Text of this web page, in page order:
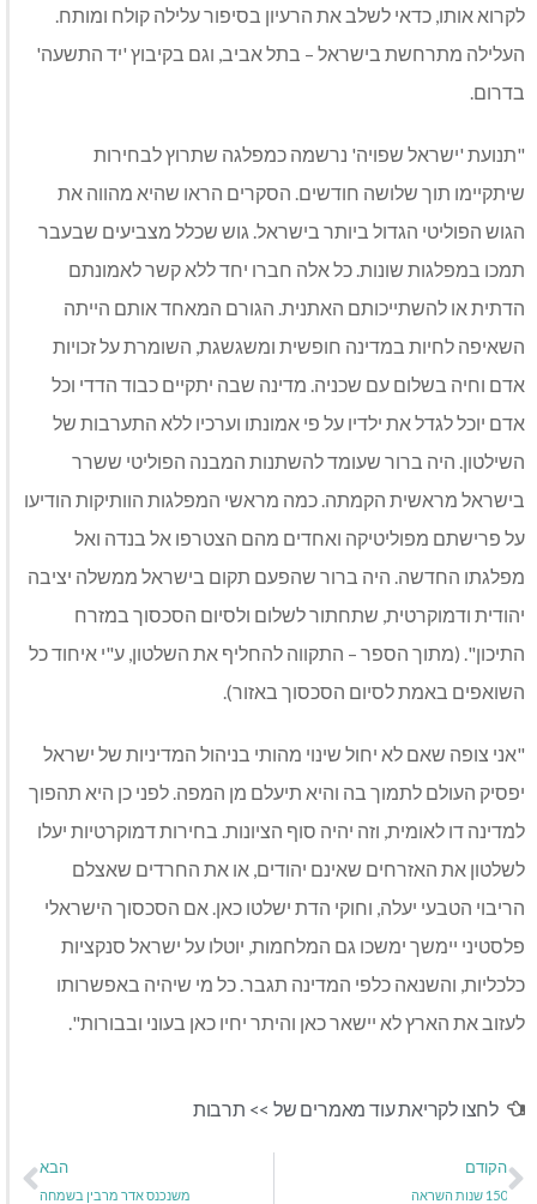
לקרוא אותו, כדאי לשלב את הרעיון בסיפור עלילה קולח ומותח.
העלילה מתרחשת בישראל – בתל אביב, וגם בקיבוץ 'יד התשעה'
בדרום.
"תנועת 'ישראל שפויה' נרשמה כמפלגה שתרוץ לבחירות
שיתקיימו תוך שלושה חודשים. הסקרים הראו שהיא מהווה את
הגוש הפוליטי הגדול ביותר בישראל. גוש שכלל מצביעים שבעבר
תמכו במפלגות שונות. כל אלה חברו יחד ללא קשר לאמונתם
הדתית או להשתייכותם האתנית. הגורם המאחד אותם הייתה
השאיפה לחיות במדינה חופשית ומשגשגת, השומרת על זכויות
אדם וחיה בשלום עם שכניה. מדינה שבה יתקיים כבוד הדדי וכל
אדם יוכל לגדל את ילדיו על פי אמונתו וערכיו ללא התערבות של
השילטון. היה ברור שעומד להשתנות המבנה הפוליטי ששרר
בישראל מראשית הקמתה. כמה מראשי המפלגות הוותיקות הודיעו
על פרישתם מפוליטיקה ואחדים מהם הצטרפו אל בנדה ואל
מפלגתו החדשה. היה ברור שהפעם תקום בישראל ממשלה יציבה
יהודית ודמוקרטית, שתחתור לשלום ולסיום הסכסוך במזרח
התיכון". (מתוך הספר – התקווה להחליף את השלטון, ע"י איחוד כל
השואפים באמת לסיום הסכסוך באזור).
"אני צופה שאם לא יחול שינוי מהותי בניהול המדיניות של ישראל
יפסיק העולם לתמוך בה והיא תיעלם מן המפה. לפני כן היא תהפוך
למדינה דו לאומית, וזה יהיה סוף הציונות. בחירות דמוקרטיות יעלו
לשלטון את האזרחים שאינם יהודים, או את החרדים שאצלם
הריבוי הטבעי יעלה, וחוקי הדת ישלטו כאן. אם הסכסוך הישראלי
פלסטיני יימשך ימשכו גם המלחמות, יוטלו על ישראל סנקציות
כלכליות, והשנאה כלפי המדינה תגבר. כל מי שיהיה באפשרותו
לעזוב את הארץ לא יישאר כאן והיתר יחיו כאן בעוני ובבורות".
לחצו לקריאת עוד מאמרים של >> תרבות
הקודם
150 שנות השראה
הבא
משנכנס אדר מרבין בשמחה